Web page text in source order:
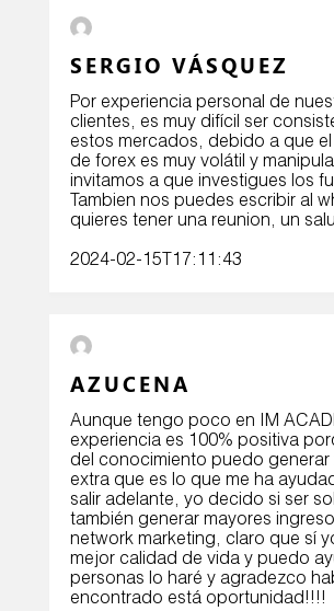
SERGIO VÁSQUEZ
Por experiencia personal de
clientes, es muy difícil ser
estos mercados, debido a que
de forex es muy volátil y
invitamos a que investigues los
Tambien nos puedes escribir al
quieres tener una reunion, un
2024-02-15T17:11:43
AZUCENA
Aunque tengo poco en IM
experiencia es 100% positiva
del conocimiento puedo generar
extra que es lo que me ha
salir adelante, yo decido si ser
también generar mayores
network marketing, claro que sí
mejor calidad de vida y puedo
personas lo haré y agradezco
encontrado está oportunidad!!!!